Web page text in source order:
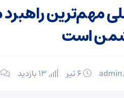
راهبرد
است
admin